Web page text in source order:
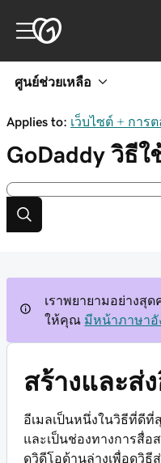
ศูนย์ช่วยเหลือ
Applies to: เว็บไซต์ + การ
GoDaddy วิธีใ
เราพยายามอย่างสุ
ให้คุณ มีหน้าภาษาอั
สร้างและส่
อีเมลเป็นหนึ่งในวิธีที่ดี
และเป็นช่องทางการสื่
ดูวิดีโอด้านล่างเพื่อดูวิธี